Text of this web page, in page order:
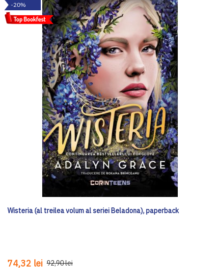
-20%
Wisteria (al treilea volum al seriei Beladona), paperback
74,32 lei 92,90 lei